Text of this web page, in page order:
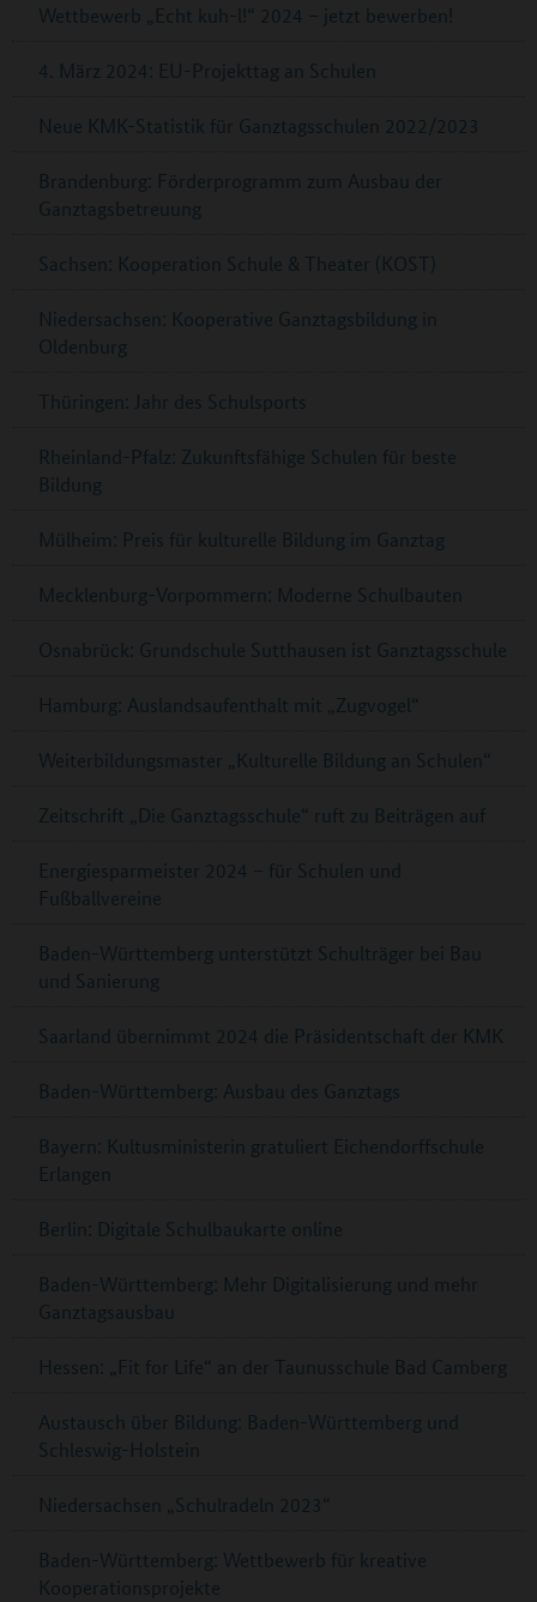
Wettbewerb „Echt kuh-l!“ 2024 – jetzt bewerben!
4. März 2024: EU-Projekttag an Schulen
Neue KMK-Statistik für Ganztagsschulen 2022/2023
Brandenburg: Förderprogramm zum Ausbau der
Ganztagsbetreuung
Sachsen: Kooperation Schule & Theater (KOST)
Niedersachsen: Kooperative Ganztagsbildung in
Oldenburg
Thüringen: Jahr des Schulsports
Rheinland-Pfalz: Zukunftsfähige Schulen für beste
Bildung
Mülheim: Preis für kulturelle Bildung im Ganztag
Mecklenburg-Vorpommern: Moderne Schulbauten
Osnabrück: Grundschule Sutthausen ist Ganztagsschule
Hamburg: Auslandsaufenthalt mit „Zugvogel“
Weiterbildungsmaster „Kulturelle Bildung an Schulen“
Zeitschrift „Die Ganztagsschule“ ruft zu Beiträgen auf
Energiesparmeister 2024 – für Schulen und
Fußballvereine
Baden-Württemberg unterstützt Schulträger bei Bau
und Sanierung
Saarland übernimmt 2024 die Präsidentschaft der KMK
Baden-Württemberg: Ausbau des Ganztags
Bayern: Kultusministerin gratuliert Eichendorffschule
Erlangen
Berlin: Digitale Schulbaukarte online
Baden-Württemberg: Mehr Digitalisierung und mehr
Ganztagsausbau
Hessen: „Fit for Life“ an der Taunusschule Bad Camberg
Austausch über Bildung: Baden-Württemberg und
Schleswig-Holstein
Niedersachsen „Schulradeln 2023“
Baden-Württemberg: Wettbewerb für kreative
Kooperationsprojekte